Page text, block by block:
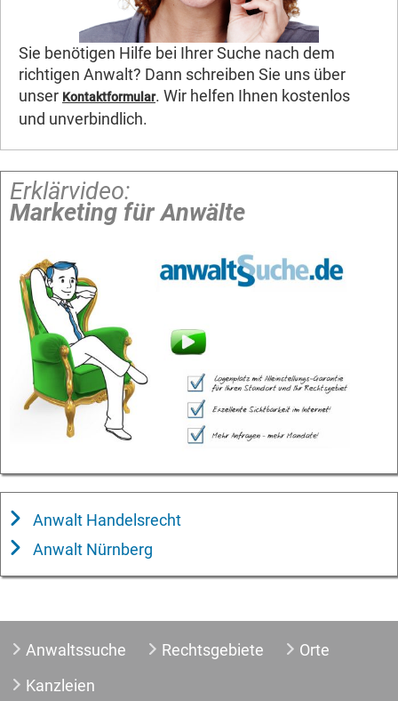
Sie benötigen Hilfe bei Ihrer Suche nach dem
richtigen Anwalt? Dann schreiben Sie uns über
unser Kontaktformular. Wir helfen Ihnen kostenlos
und unverbindlich.
Erklärvideo:
Marketing für Anwälte
Anwalt Handelsrecht
Anwalt Nürnberg
Anwaltssuche Rechtsgebiete
Orte
Kanzleien